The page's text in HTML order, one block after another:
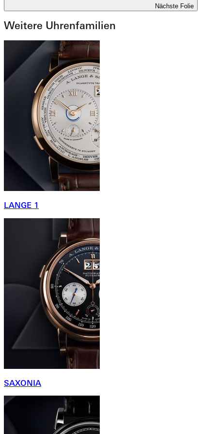
Nächste Folie
Weitere Uhrenfamilien
LANGE 1
SAXONIA